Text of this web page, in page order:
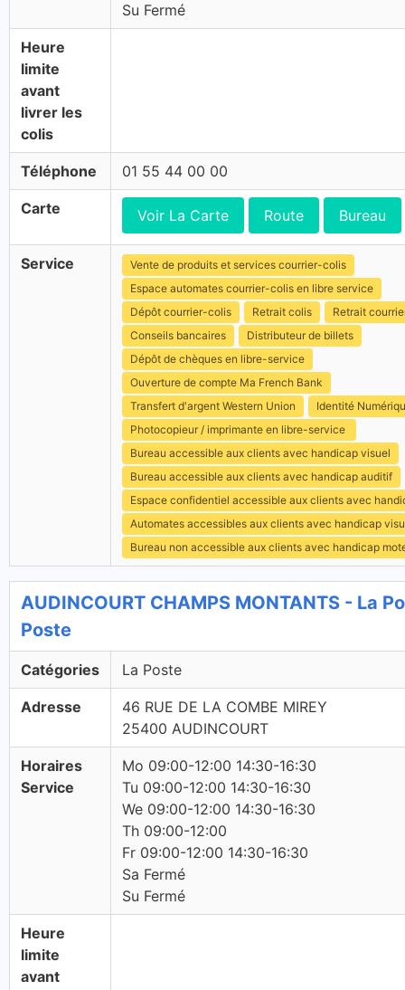
Su Fermé
Heure
limite
avant
livrer les
colis
Téléphone 01 55 44 00 00
Carte Voir La Carte Route Bureau
Service
Vente de produits et services courrier-colis
Espace automates courrier-colis en libre service
Dépôt courrier-colis
Retrait colis
Retrait
Conseils bancaires
Distributeur de billets
Dépôt de chèques en libre-service
Ouverture de compte Ma French Bank
Transfert d'argent Western Union
Identité
Photocopieur / imprimante en libre-service
Bureau accessible aux clients avec handicap visuel
Bureau accessible aux clients avec handicap auditif
Espace confidentiel accessible aux clients avec
Automates accessibles aux clients avec handicap
Bureau non accessible aux clients avec handicap
AUDINCOURT CHAMPS MONTANTS - La
Poste
Catégories La Poste
Adresse
46 RUE DE LA COMBE MIREY
25400 AUDINCOURT
Horaires
Service
Mo 09:00-12:00 14:30-16:30
Tu 09:00-12:00 14:30-16:30
We 09:00-12:00 14:30-16:30
Th 09:00-12:00
Fr 09:00-12:00 14:30-16:30
Sa Fermé
Su Fermé
Heure
limite
avant